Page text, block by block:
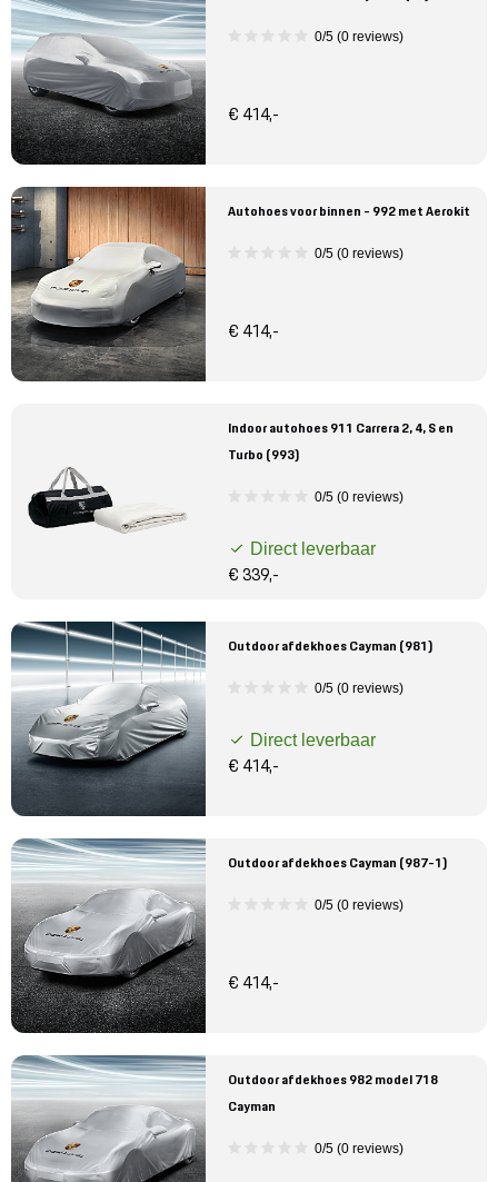
0/5 (0 reviews)
€ 414,-
Autohoes voor binnen - 992 met Aerokit
0/5 (0 reviews)
€ 414,-
Indoor autohoes 911 Carrera 2, 4, S en
Turbo (993)
0/5 (0 reviews)
Direct leverbaar
€ 339,-
Outdoor afdekhoes Cayman (981)
0/5 (0 reviews)
Direct leverbaar
€ 414,-
Outdoor afdekhoes Cayman (987-1)
0/5 (0 reviews)
€ 414,-
Outdoor afdekhoes 982 model 718
Cayman
0/5 (0 reviews)